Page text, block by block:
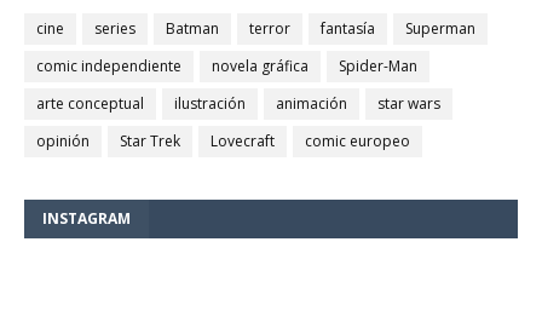
cine series Batman terror fantasía
Superman
comic independiente
novela gráfica
Spider-Man
arte conceptual
ilustración animación
star wars
opinión
Star Trek Lovecraft comic europeo
INSTAGRAM